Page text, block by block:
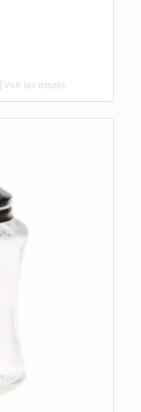
Voir les détails